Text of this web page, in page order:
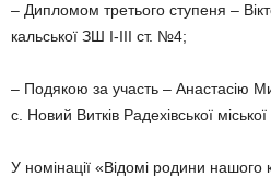
– Дипломом третього ступеня –
кальської ЗШ І-ІІІ ст. №4;
– Подякою за участь – Анастасію
с. Новий Витків Радехівської місь­кої
У номінації «Відомі родини нашо­го